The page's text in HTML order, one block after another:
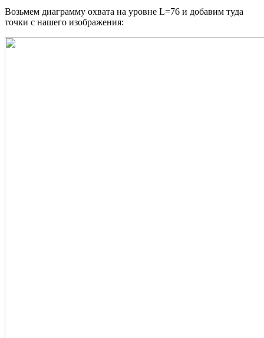
Возьмем диаграмму охвата на уровне L=76 и добавим туда
точки с нашего изображения: